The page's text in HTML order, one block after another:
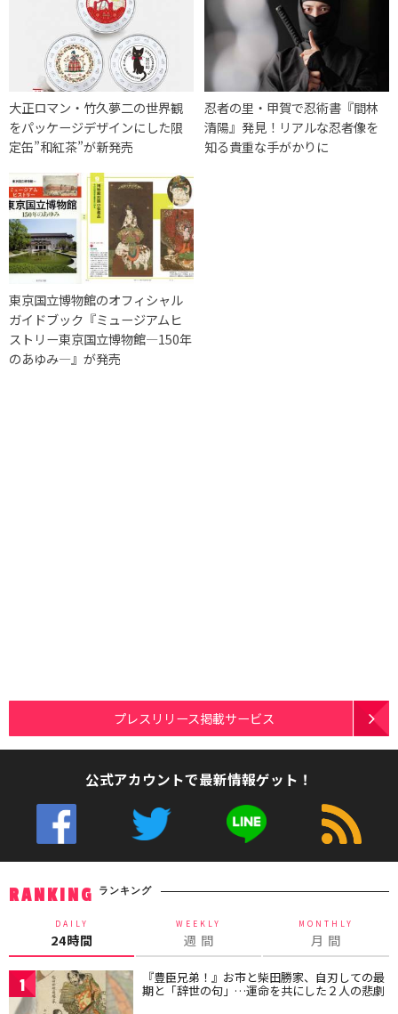
大正ロマン・竹久夢二の世界観
をパッケージデザインにした限
定缶”和紅茶”が新発売
忍者の里・甲賀で忍術書『間林
清陽』発見！リアルな忍者像を
知る貴重な手がかりに
東京国立博物館のオフィシャル
ガイドブック『ミュージアムヒ
ストリー東京国立博物館―150年
のあゆみ―』が発売
プレスリリース掲載サービス
公式アカウントで最新情報ゲット！
RANKING ランキング
DAILY
24時間
WEEKLY
週 間
MONTHLY
月 間
1 『豊臣兄弟！』お市と柴田勝家、自刃しての最
期と「辞世の句」…運命を共にした２人の悲劇